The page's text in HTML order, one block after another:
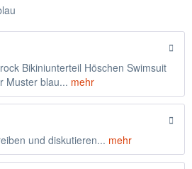
Bikiniunterteil Höschen Swimsuit
Muster blau... mehr
und diskutieren... mehr